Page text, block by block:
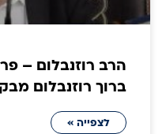
הרב רוזנבלום –
ברוך רוזנבלום
לצפייה »